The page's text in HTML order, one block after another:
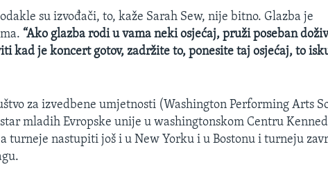
su izvođači, to, kaže Sarah Sew, nije bitno. Glazba je
“Ako glazba rodi u vama neki osjećaj, pruži poseban
kad je koncert gotov, zadržite to, ponesite taj osjećaj, to
za izvedbene umjetnosti (Washington Performing Arts
mladih Evropske unije u washingtonskom Centru
turneje nastupiti još i u New Yorku i u Bostonu i turneju